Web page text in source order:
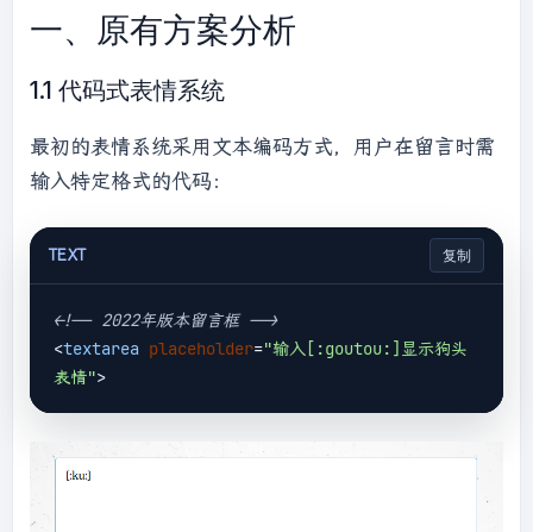
一、原有方案分析
1.1 代码式表情系统
最初的表情系统采用文本编码方式，用户在留言时需
输入特定格式的代码：
TEXT 复制
<!-- 2022年版本留言框 -->
<textarea placeholder="输入[:goutou:]显示狗头
表情">